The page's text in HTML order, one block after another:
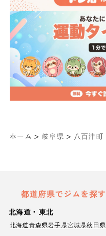
ホーム > 岐阜県 > 八百津町
都道府県でジムを探す
北海道・東北
北海道青森県岩手県宮城県秋田県